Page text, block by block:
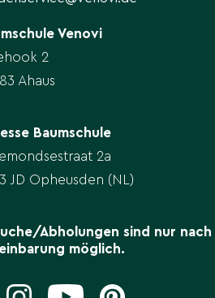
Venovi
2
Ahaus
Baumschule
2a
JD Opheusden (NL)
Abholungen sind nur nach
möglich.